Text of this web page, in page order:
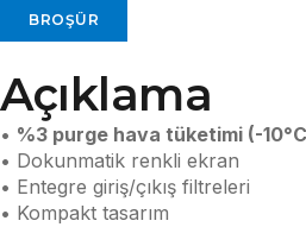
BROŞÜR
Açıklama
• %3 purge hava tüketimi (-
• Dokunmatik renkli ekran
• Entegre giriş/çıkış filtreleri
• Kompakt tasarım